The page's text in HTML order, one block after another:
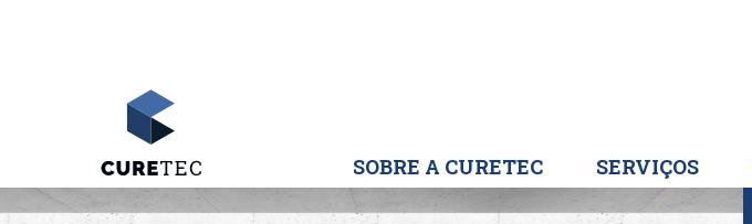
SOBRE A CURETEC SERVIÇOS